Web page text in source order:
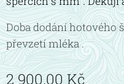
Doba dodání hotového
převzetí mléka .
2 900,00 Kč